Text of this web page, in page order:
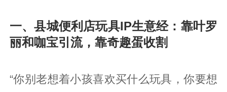
一、县城便利店玩具IP生意经：靠叶罗
丽和咖宝引流，靠奇趣蛋收割
“你别老想着小孩喜欢买什么玩具，你要想